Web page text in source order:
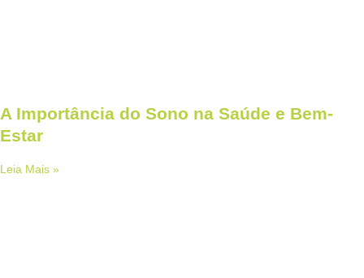
A Importância do Sono na Saúde e Bem-
Estar
Leia Mais »